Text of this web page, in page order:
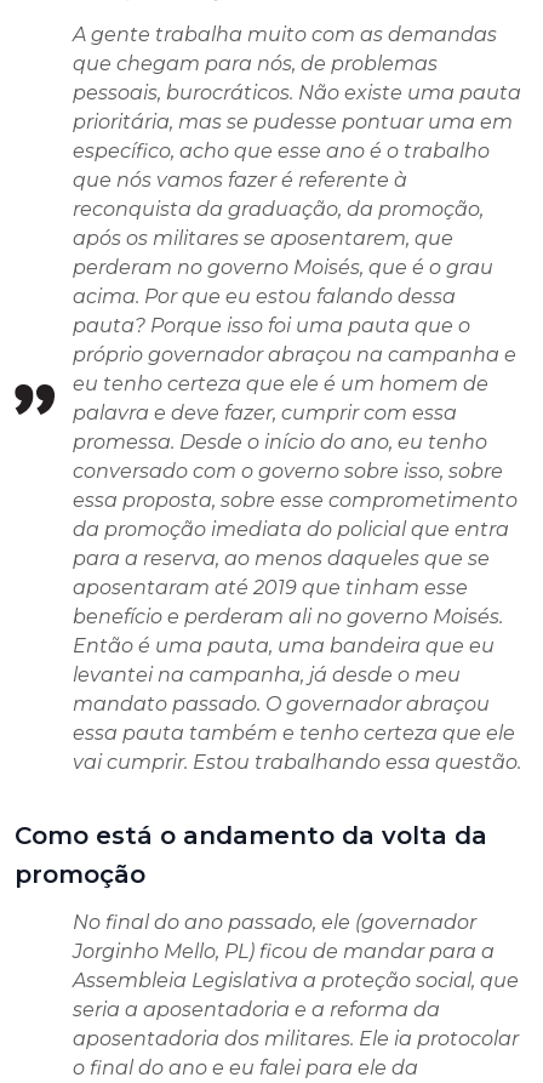
A gente trabalha muito com as demandas
que chegam para nós, de problemas
pessoais, burocráticos. Não existe uma pauta
prioritária, mas se pudesse pontuar uma em
específico, acho que esse ano é o trabalho
que nós vamos fazer é referente à
reconquista da graduação, da promoção,
após os militares se aposentarem, que
perderam no governo Moisés, que é o grau
acima. Por que eu estou falando dessa
pauta? Porque isso foi uma pauta que o
próprio governador abraçou na campanha e
eu tenho certeza que ele é um homem de
palavra e deve fazer, cumprir com essa
promessa. Desde o início do ano, eu tenho
conversado com o governo sobre isso, sobre
essa proposta, sobre esse comprometimento
da promoção imediata do policial que entra
para a reserva, ao menos daqueles que se
aposentaram até 2019 que tinham esse
benefício e perderam ali no governo Moisés.
Então é uma pauta, uma bandeira que eu
levantei na campanha, já desde o meu
mandato passado. O governador abraçou
essa pauta também e tenho certeza que ele
vai cumprir. Estou trabalhando essa questão.
Como está o andamento da volta da
promoção
No final do ano passado, ele (governador
Jorginho Mello, PL) ficou de mandar para a
Assembleia Legislativa a proteção social, que
seria a aposentadoria e a reforma da
aposentadoria dos militares. Ele ia protocolar
o final do ano e eu falei para ele da